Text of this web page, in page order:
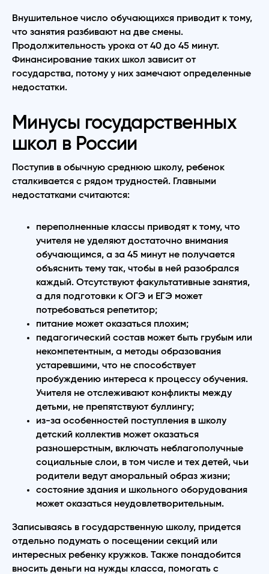
Внушительное число обучающихся приводит к тому,
что занятия разбивают на две смены.
Продолжительность урока от 40 до 45 минут.
Финансирование таких школ зависит от
государства, потому у них замечают определенные
недостатки.
Минусы государственных
школ в России
Поступив в обычную среднюю школу, ребенок
сталкивается с рядом трудностей. Главными
недостатками считаются:
переполненные классы приводят к тому, что
учителя не уделяют достаточно внимания
обучающимся, а за 45 минут не получается
объяснить тему так, чтобы в ней разобрался
каждый. Отсутствуют факультативные занятия,
а для подготовки к ОГЭ и ЕГЭ может
потребоваться репетитор;
питание может оказаться плохим;
педагогический состав может быть грубым или
некомпетентным, а методы образования
устаревшими, что не способствует
пробуждению интереса к процессу обучения.
Учителя не отслеживают конфликты между
детьми, не препятствуют буллингу;
из-за особенностей поступления в школу
детский коллектив может оказаться
разношерстным, включать неблагополучные
социальные слои, в том числе и тех детей, чьи
родители ведут аморальный образ жизни;
состояние здания и школьного оборудования
может оказаться неудовлетворительным.
Записываясь в государственную школу, придется
отдельно подумать о посещении секций или
интересных ребенку кружков. Также понадобится
вносить деньги на нужды класса, помогать с